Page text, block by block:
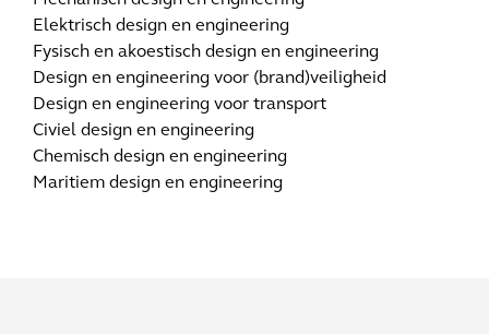
Elektrisch design en engineering
Fysisch en akoestisch design en engineering
Design en engineering voor (brand)veiligheid
Design en engineering voor transport
Civiel design en engineering
Chemisch design en engineering
Maritiem design en engineering